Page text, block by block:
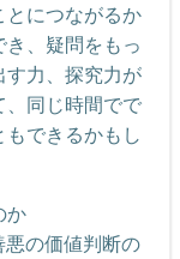
とにつながるか
、疑問をもっ
す力、探究力が
同じ時間でで
できるかもし
か
の価値判断の